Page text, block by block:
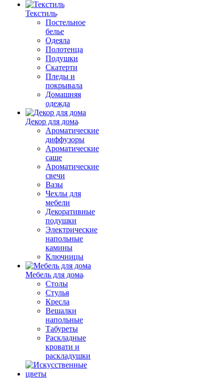
Текстиль
Постельное
белье
Одеяла
Полотенца
Подушки
Скатерти
Пледы и
покрывала
Домашняя
одежда
Декор для дома
Ароматические
диффузоры
Ароматические
саше
Ароматические
свечи
Вазы
Чехлы для
мебели
Декоративные
подушки
Электрические
напольные
камины
Ключницы
Мебель для дома
Столы
Стулья
Кресла
Вешалки
напольные
Табуреты
Раскладные
кровати и
раскладушки